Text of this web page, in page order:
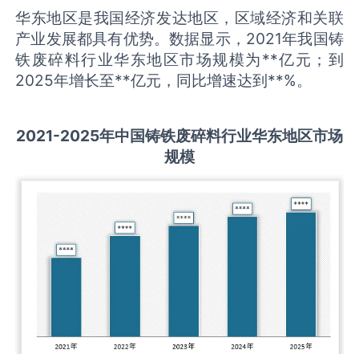
华东地区是我国经济发达地区，区域经济和关联
产业发展都具有优势。数据显示，2021年我国铸
铁废碎料行业华东地区市场规模为**亿元；到
2025年增长至**亿元，同比增速达到**%。
2021-2025年中国铸铁废碎料行业华东地区市场
规模